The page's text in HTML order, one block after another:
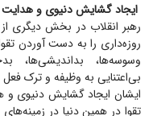
ایجاد گشایش دنیوی و هدایت ۲ اثر مهم تقوا
رهبر انقلاب در بخش دیگری
روزه‌داری را به دست آوردن
وسوسه‌ها، بداندیشی‌ها،
بی‌اعتنایی به وظیفه و ترک
ایشان ایجاد گشایش دنیوی و
تقوا در همین دنیا در